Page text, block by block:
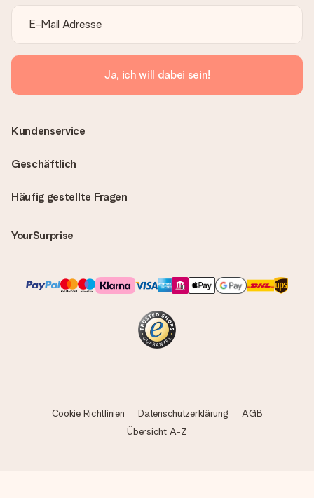
Ja, ich will dabei sein!
Häufig gestellte Fragen
YourSurprise
Kundenservice
Geschäftlich
Cookie Richtlinien Datenschutzerklärung
AGB
Übersicht A-Z